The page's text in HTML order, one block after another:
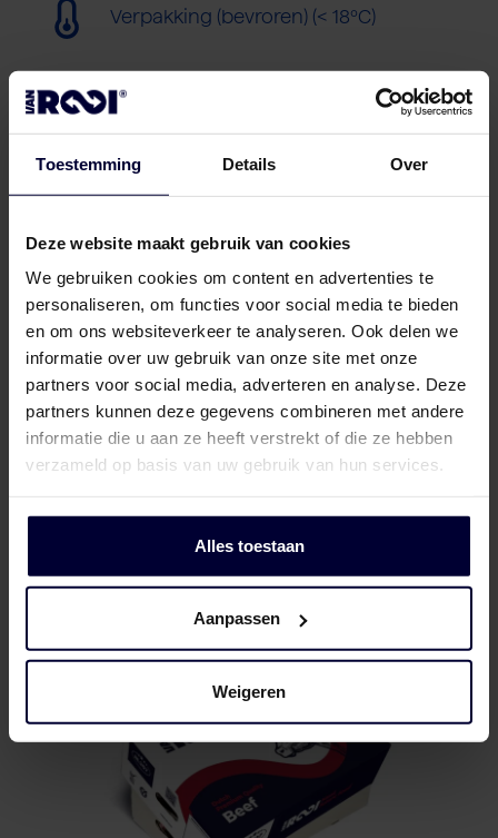
Toestemming Details Over
Deze website maakt gebruik van cookies
We gebruiken cookies om content en advertenties te
personaliseren, om functies voor social media te bieden
en om ons websiteverkeer te analyseren. Ook delen we
informatie over uw gebruik van onze site met onze
partners voor social media, adverteren en analyse. Deze
partners kunnen deze gegevens combineren met andere
informatie die u aan ze heeft verstrekt of die ze hebben
verzameld op basis van uw gebruik van hun services.
Alles toestaan
Aanpassen
Weigeren
Verpakking (bevroren) (< 18ºC)
Onverpakte blok